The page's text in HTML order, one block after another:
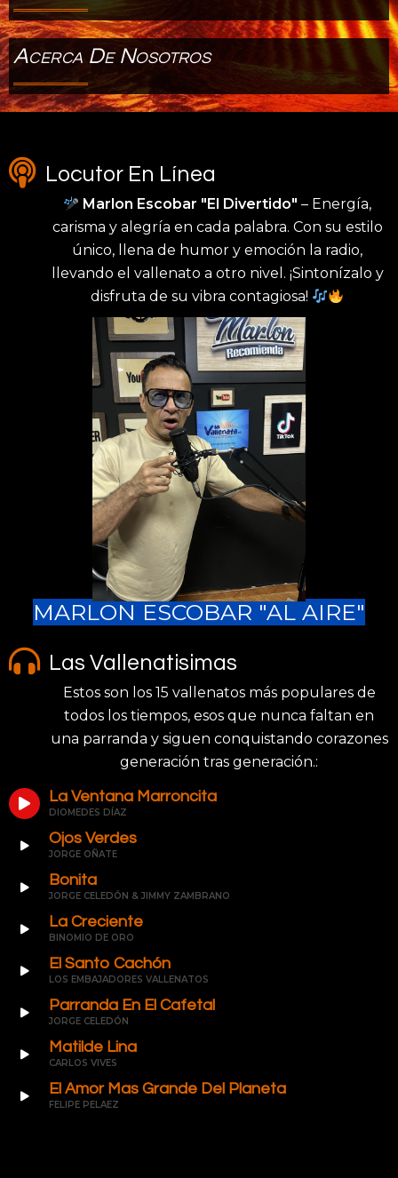
Acerca De Nosotros
Locutor En Línea
Marlon Escobar "El Divertido" – Energía,
carisma y alegría en cada palabra. Con su estilo
único, llena de humor y emoción la radio,
llevando el vallenato a otro nivel. ¡Sintonízalo y
disfruta de su vibra contagiosa!
MARLON ESCOBAR "AL AIRE"
Las Vallenatisimas
Estos son los 15 vallenatos más populares de
todos los tiempos, esos que nunca faltan en
una parranda y siguen conquistando corazones
generación tras generación.:
La Ventana Marroncita
DIOMEDES DÍAZ
Ojos Verdes
JORGE OÑATE
Bonita
JORGE CELEDÓN & JIMMY ZAMBRANO
La Creciente
BINOMIO DE ORO
El Santo Cachón
LOS EMBAJADORES VALLENATOS
Parranda En El Cafetal
JORGE CELEDÓN
Matilde Lina
CARLOS VIVES
El Amor Mas Grande Del Planeta
FELIPE PELAEZ